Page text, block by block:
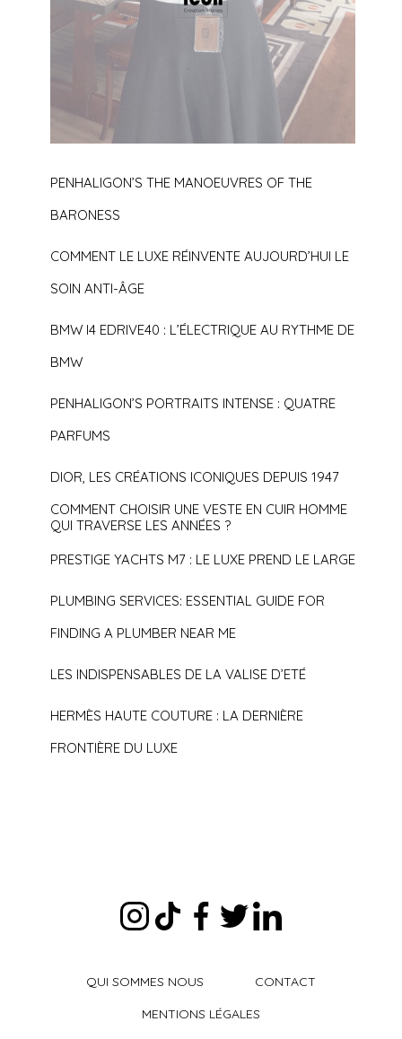
PENHALIGON’S THE MANOEUVRES OF THE
BARONESS
COMMENT LE LUXE RÉINVENTE AUJOURD’HUI LE
SOIN ANTI-ÂGE
BMW I4 EDRIVE40 : L’ÉLECTRIQUE AU RYTHME DE
BMW
PENHALIGON’S PORTRAITS INTENSE : QUATRE
PARFUMS
DIOR, LES CRÉATIONS ICONIQUES DEPUIS 1947
COMMENT CHOISIR UNE VESTE EN CUIR HOMME
QUI TRAVERSE LES ANNÉES ?
PRESTIGE YACHTS M7 : LE LUXE PREND LE LARGE
PLUMBING SERVICES: ESSENTIAL GUIDE FOR
FINDING A PLUMBER NEAR ME
LES INDISPENSABLES DE LA VALISE D’ETÉ
HERMÈS HAUTE COUTURE : LA DERNIÈRE
FRONTIÈRE DU LUXE
QUI SOMMES NOUS
CONTACT
MENTIONS LÉGALES